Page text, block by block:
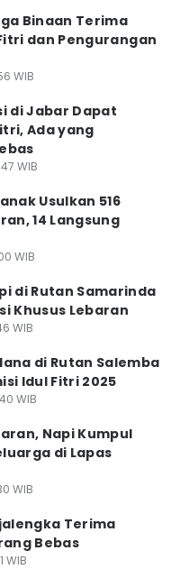
Binaan Terima
dan Pengurangan
WIB
di Jabar Dapat
Ada yang
WIB
Usulkan 516
14 Langsung
WIB
di Rutan Samarinda
Khusus Lebaran
WIB
di Rutan Salemba
Idul Fitri 2025
WIB
Napi Kumpul
di Lapas
WIB
Terima
Bebas
WIB